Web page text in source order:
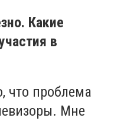
Какие
в
что проблема
Мне